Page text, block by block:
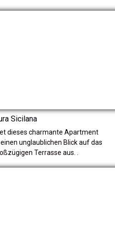
Sicilana
dieses charmante Apartment
unglaublichen Blick auf das
Terrasse aus. .